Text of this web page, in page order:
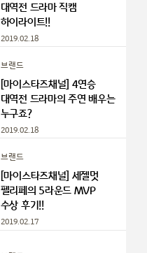
대역전 드라마 직캠
하이라이트!!
2019.02.18
브랜드
[마이스타즈채널] 4연승
대역전 드라마의 주연 배우는
누구죠?
2019.02.18
브랜드
[마이스타즈채널] 세젤멋
펠리페의 5라운드 MVP
수상 후기!!
2019.02.17